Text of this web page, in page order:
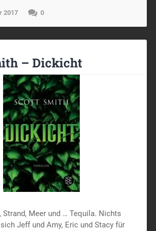
2017 0
– Dickicht
Strand, Meer und … Tequila. Nichts
Jeff und Amy, Eric und Stacy für